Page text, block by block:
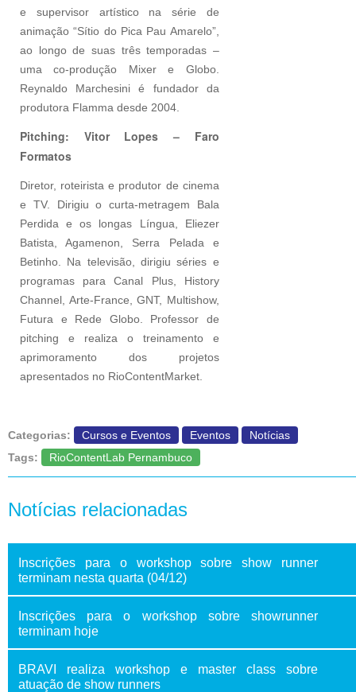
e supervisor artístico na série de
animação “Sítio do Pica Pau Amarelo”,
ao longo de suas três temporadas –
uma co-produção Mixer e Globo.
Reynaldo Marchesini é fundador da
produtora Flamma desde 2004.
Pitching: Vitor Lopes – Faro
Formatos
Diretor, roteirista e produtor de cinema
e TV. Dirigiu o curta-metragem Bala
Perdida e os longas Língua, Eliezer
Batista, Agamenon, Serra Pelada e
Betinho. Na televisão, dirigiu séries e
programas para Canal Plus, History
Channel, Arte-France, GNT, Multishow,
Futura e Rede Globo. Professor de
pitching e realiza o treinamento e
aprimoramento dos projetos
apresentados no RioContentMarket.
Categorias: Cursos e Eventos Eventos
Notícias
Tags:
RioContentLab Pernambuco
Notícias relacionadas
Inscrições para o workshop sobre show runner
terminam nesta quarta (04/12)
Inscrições para o workshop sobre showrunner
terminam hoje
BRAVI realiza workshop e master class sobre
atuação de show runners